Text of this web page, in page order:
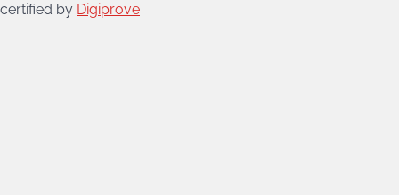
certified by Digiprove